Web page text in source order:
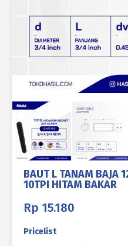
BAUT L TANAM BAJA
10TPI HITAM BAKAR
Rp 15.180
Pricelist